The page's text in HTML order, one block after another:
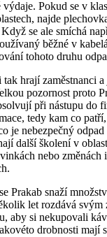
výdaje. Pokud se v
najde
se ale smíchá
běžné v
tohoto druhu
hrají zaměstnanci a
pozornost proto
při nástupu do
tedy kam co
je nebezpečný odpad
další školení v
nebo změnách
Prakab snaží
let rozdává svým
aby si nekupovali
drobnosti mají